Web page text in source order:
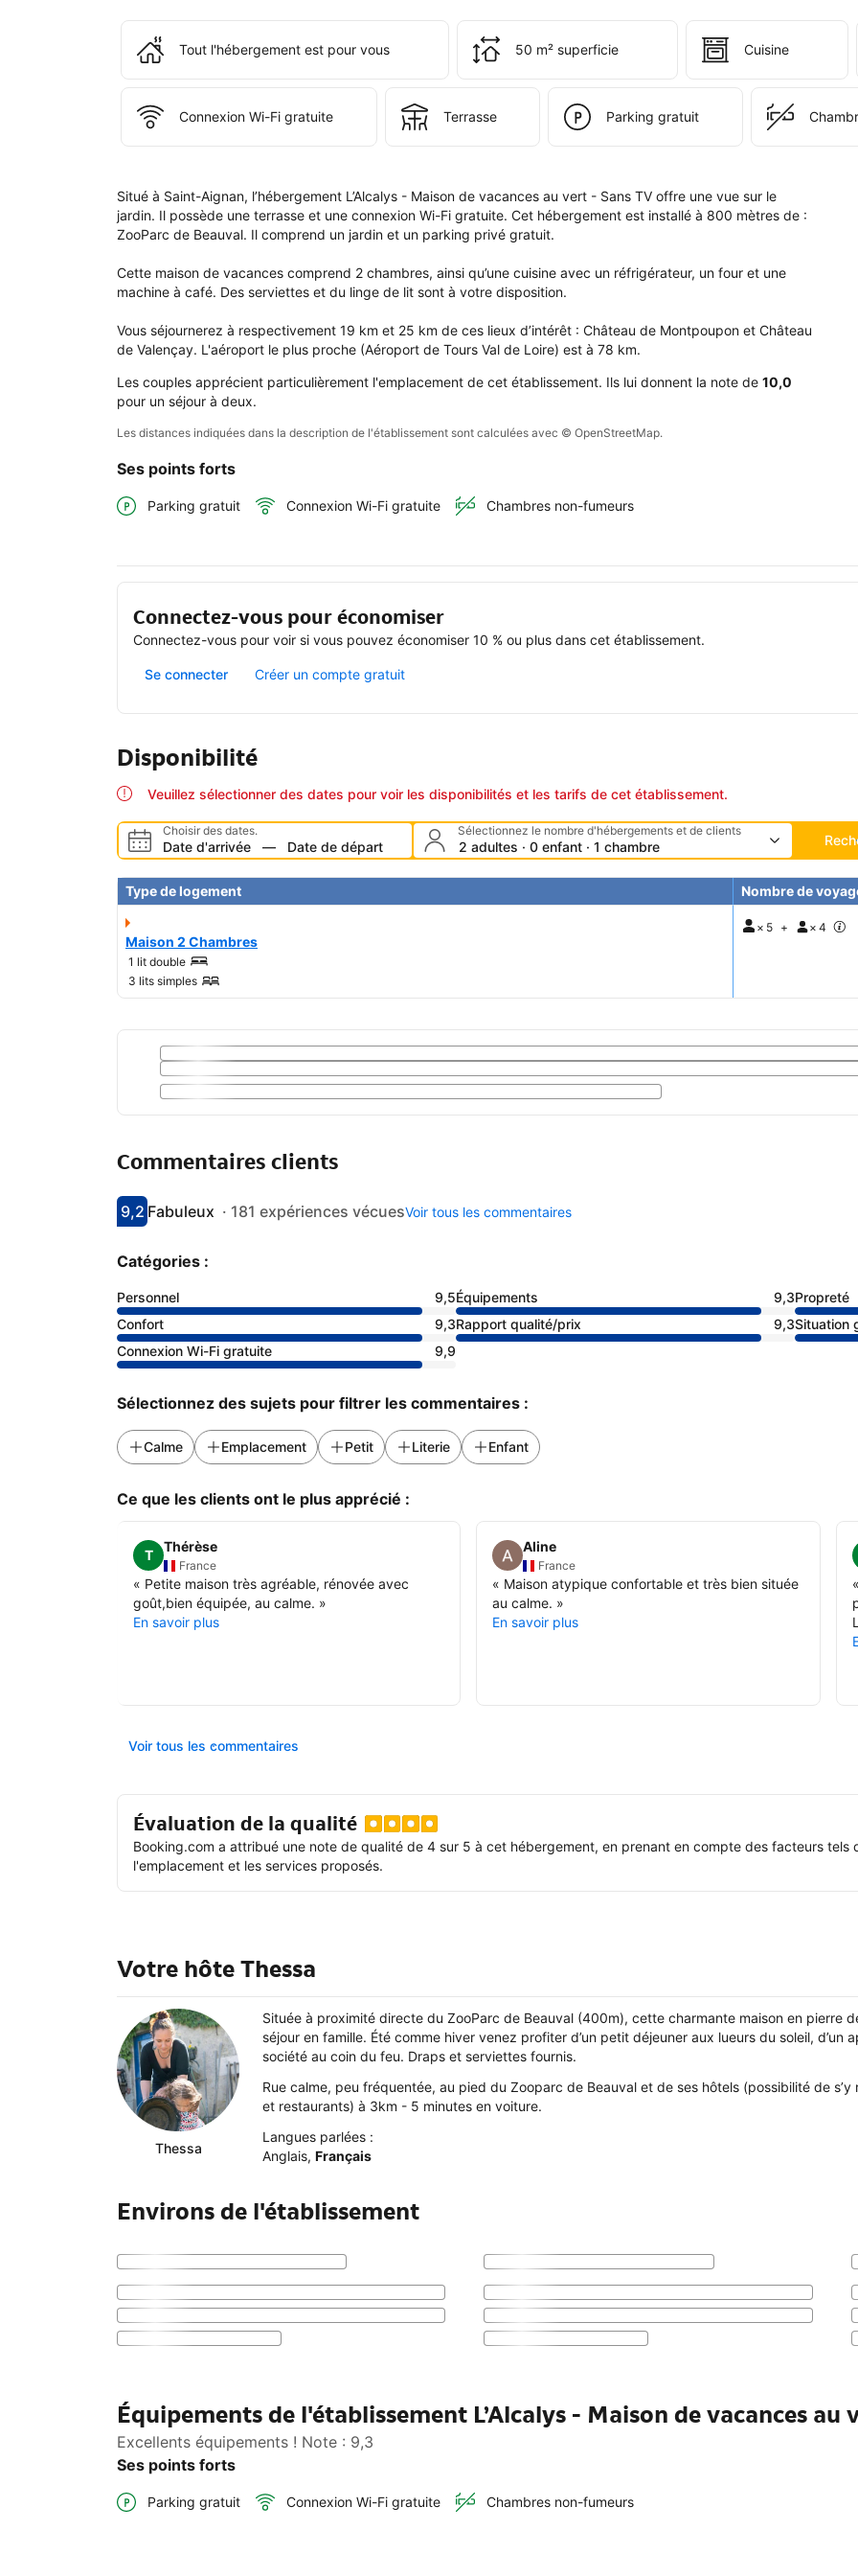
Maison
de
vacances
au
Sans
TV.
Tout l'hébergement est pour vous 50 m² superficie Cuisine
Connexion Wi-Fi gratuite Terrasse Parking gratuit
Situé à Saint-Aignan, l’hébergement L’Alcalys - Maison de vacances au vert - Sans TV offre une vue sur le
jardin. Il possède une terrasse et une connexion Wi-Fi gratuite. Cet hébergement est installé à 800 mètres de :
ZooParc de Beauval. Il comprend un jardin et un parking privé gratuit.
Cette maison de vacances comprend 2 chambres, ainsi qu’une cuisine avec un réfrigérateur, un four et une
machine à café. Des serviettes et du linge de lit sont à votre disposition.
Vous séjournerez à respectivement 19 km et 25 km de ces lieux d’intérêt : Château de Montpoupon et Château
de Valençay. L'aéroport le plus proche (Aéroport de Tours Val de Loire) est à 78 km.
Les couples apprécient particulièrement l'emplacement de cet établissement. Ils lui donnent la note de 10,0
pour un séjour à deux.
Les distances indiquées dans la description de l'établissement sont calculées avec © OpenStreetMap.
Ses points forts
Parking gratuit Connexion Wi-Fi gratuite Chambres non-fumeurs
Connectez-vous pour économiser
Connectez-vous pour voir si vous pouvez économiser 10 % ou plus dans cet établissement.
Se connecter Créer un compte gratuit
Disponibilité
Veuillez sélectionner des dates pour voir les disponibilités et les tarifs de cet établissement.
Choisir des dates.
Date d'arrivée — Date de départ
Sélectionnez le nombre d'hébergements et de clients
2 adultes · 0 enfant · 1 chambre
Type de logement Nombre de
Maison 2 Chambres
1 lit double
3 lits simples
× 5 + × 4
Commentaires clients
Avec une note de 9.2
9,2
fabuleuxFabuleux · 181 expériences vécuesVoir tous les commentaires
Catégories :
Personnel 9,5Équipements 9,3Propreté
Confort
9,3Rapport qualité/prix 9,3Situation
Connexion Wi-Fi gratuite
9,9
Sélectionnez des sujets pour filtrer les commentaires :
Calme Emplacement Petit Literie Enfant
Ce que les clients ont le plus apprécié :
T
Thérèse
France
« Petite maison très agréable, rénovée avec
goût,bien équipée, au calme. »
En savoir plus
Aline
France
« Maison atypique confortable et très bien située
au calme. »
En savoir plus
«
Voir tous les commentaires
Évaluation de la qualité
Booking.com a attribué une note de qualité de 4 sur 5 à cet hébergement, en prenant en compte des facteurs tels
l'emplacement et les services proposés.
Votre hôte Thessa
Thessa
Située à proximité directe du ZooParc de Beauval (400m), cette charmante maison en pierre
séjour en famille. Été comme hiver venez profiter d’un petit déjeuner aux lueurs du soleil, d’un
société au coin du feu. Draps et serviettes fournis.
Rue calme, peu fréquentée, au pied du Zooparc de Beauval et de ses hôtels (possibilité de
et restaurants) à 3km - 5 minutes en voiture.
Langues parlées :
Anglais, Français
Environs de l'établissement
Équipements de l'établissement L’Alcalys - Maison de vacances au
Excellents équipements ! Note : 9,3
Ses points forts
Parking gratuit Connexion Wi-Fi gratuite Chambres non-fumeurs